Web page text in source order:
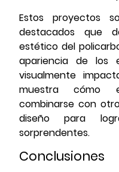
Estos proyectos
destacados que
estético del
apariencia de los
visualmente
muestra cómo
combinarse con
diseño para
sorprendentes.
Conclusiones